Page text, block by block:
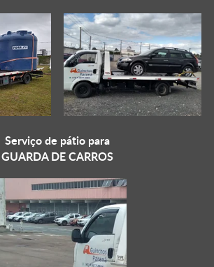
Serviço de pátio para
GUARDA DE CARROS